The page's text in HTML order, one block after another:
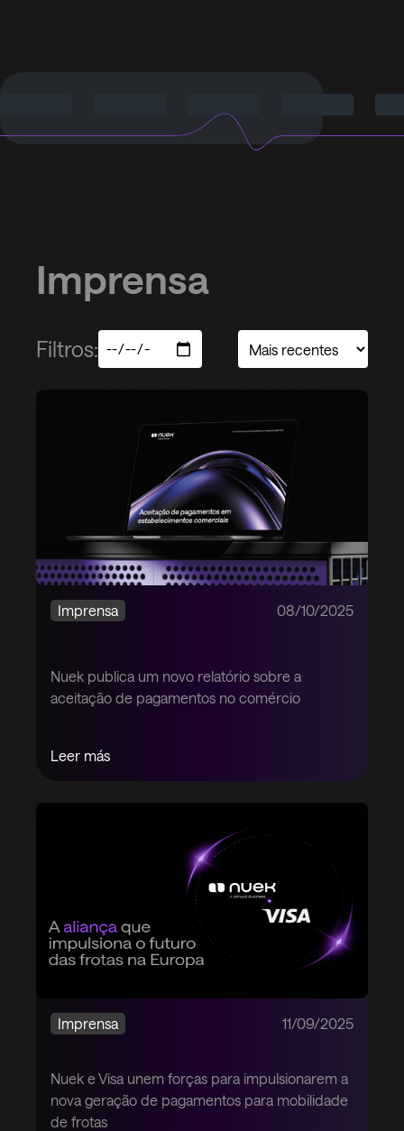
Imprensa
Filtros:
Imprensa 08/10/2025
Nuek publica um novo relatório sobre a
aceitação de pagamentos no comércio
Leer más
Imprensa 11/09/2025
Nuek e Visa unem forças para impulsionarem a
nova geração de pagamentos para mobilidade
de frotas